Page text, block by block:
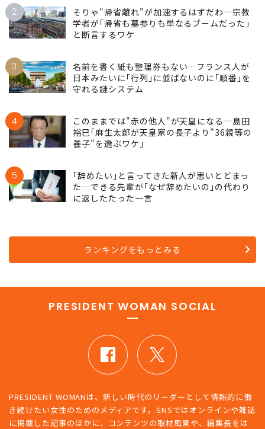
2
そりゃ"帰省離れ"が加速するはずだわ…宗教
学者が｢帰省も墓参りも単なるブームだった｣
と断言するワケ
3
名前を書く紙も整理券もない…フランス人が
日本みたいに｢行列｣に並ばないのに｢順番｣を
守れる謎システム
4
このままでは"赤の他人"が天皇になる…島田
裕巳｢麻生太郎が天皇家の長子より"36親等の
養子"を選ぶワケ｣
5
｢辞めたい｣と言ってきた新人が思いとどまっ
た…できる先輩が｢なぜ辞めたいの｣の代わり
に返したたった一言
ランキングをもっとみる
PRESIDENT WOMAN SOCIAL
PRESIDENT WOMANは、新しい時代のリーダーとして情熱的に働
き続けたい女性のためのメディアです。SNSではオンラインや雑誌
に掲載した記事のほかに、コンテンツの取材風景や、編集長をは